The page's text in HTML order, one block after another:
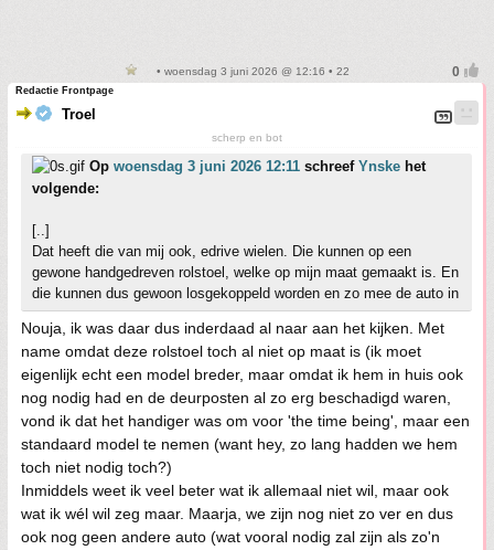
• woensdag 3 juni 2026 @ 12:16 • 22
Redactie Frontpage
Troel
scherp en bot
Op woensdag 3 juni 2026 12:11 schreef Ynske het
volgende:
[..]
Dat heeft die van mij ook, edrive wielen. Die kunnen op een
gewone handgedreven rolstoel, welke op mijn maat gemaakt is. En
die kunnen dus gewoon losgekoppeld worden en zo mee de auto in
Nouja, ik was daar dus inderdaad al naar aan het kijken. Met
name omdat deze rolstoel toch al niet op maat is (ik moet
eigenlijk echt een model breder, maar omdat ik hem in huis ook
nog nodig had en de deurposten al zo erg beschadigd waren,
vond ik dat het handiger was om voor 'the time being', maar een
standaard model te nemen (want hey, zo lang hadden we hem
toch niet nodig toch?)
Inmiddels weet ik veel beter wat ik allemaal niet wil, maar ook
wat ik wél wil zeg maar. Maarja, we zijn nog niet zo ver en dus
ook nog geen andere auto (wat vooral nodig zal zijn als zo'n